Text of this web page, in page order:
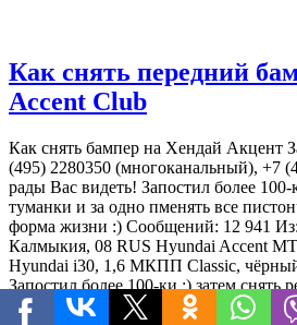
Как снять передний
Accent Club
Как снять бампер на Хендай Акцент
(495) 2280350 (многоканальный), +7
рады Вас видеть! Запостил более 100-
туманки и за одно пменять все
форма жизни :) Сообщений: 12 941
Калмыкия, 08 RUS Hyundai Accent
Hyundai i30, 1,6 МКПП Classic,
Запостил более 100-ки :) затем снять
было легче работаь (adsbygoogle =